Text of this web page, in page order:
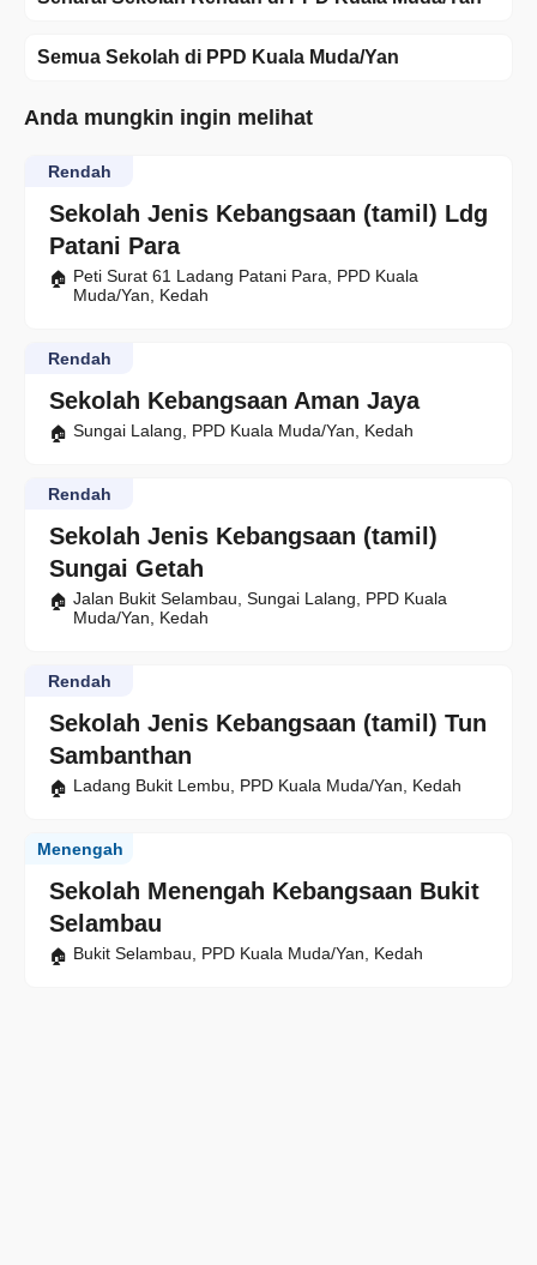
Semua Sekolah di PPD Kuala Muda/Yan
Anda mungkin ingin melihat
Sekolah Jenis Kebangsaan (tamil) Ldg
Patani Para
Rendah
Peti Surat 61 Ladang Patani Para, PPD Kuala
Muda/Yan, Kedah
Sekolah Kebangsaan Aman Jaya
Rendah
Sungai Lalang, PPD Kuala Muda/Yan, Kedah
Sekolah Jenis Kebangsaan (tamil)
Sungai Getah
Rendah
Jalan Bukit Selambau, Sungai Lalang, PPD Kuala
Muda/Yan, Kedah
Sekolah Jenis Kebangsaan (tamil) Tun
Sambanthan
Rendah
Ladang Bukit Lembu, PPD Kuala Muda/Yan, Kedah
Sekolah Menengah Kebangsaan Bukit
Selambau
Menengah
Bukit Selambau, PPD Kuala Muda/Yan, Kedah